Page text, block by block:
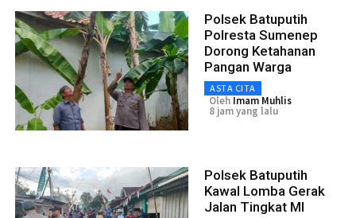
Polsek Batuputih
Polresta Sumenep
Dorong Ketahanan
Pangan Warga
ASTA CITA
Oleh Imam Muhlis
8 jam yang lalu
Polsek Batuputih
Kawal Lomba Gerak
Jalan Tingkat MI